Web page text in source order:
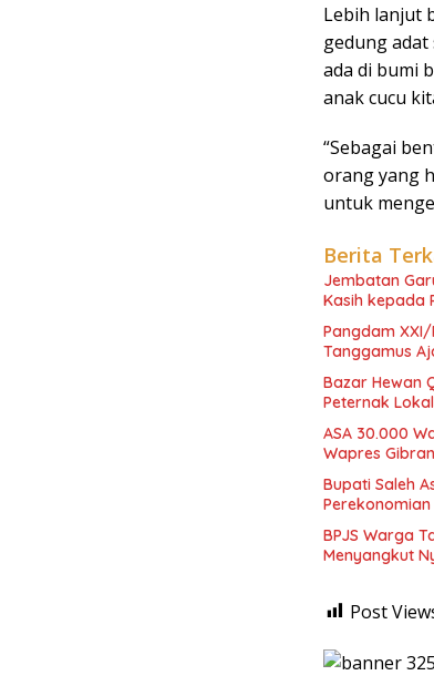
Lebih lanjut
gedung
ada di bumi
anak cucu
“Sebagai
orang yang
untuk
Berita
Jembatan
Kasih kepada
Pangdam XXI/
Tanggamus
Bazar Hewan
Peternak Lokal
ASA 30.000 Warga
Wapres Gibran
Bupati Saleh
BPJS Warga
Menyangkut
Post